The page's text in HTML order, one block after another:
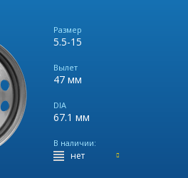
Размер
5.5-15
Вылет
47 мм
DIA
67.1 мм
В наличии:
нет